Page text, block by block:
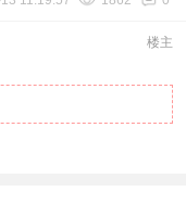
楼主